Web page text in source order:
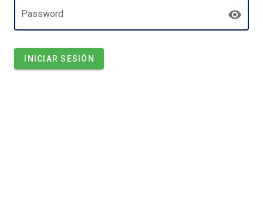
Password
INICIAR SESIÓN